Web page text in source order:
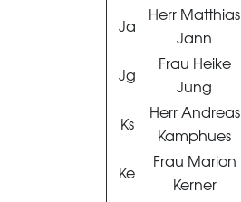
Ja
Herr Matthias
Jann
Jg
Frau Heike
Jung
Ks
Herr Andreas
Kamphues
Ke
Frau Marion
Kerner